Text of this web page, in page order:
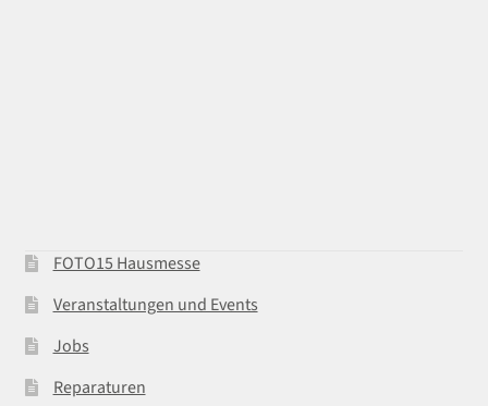
FOTO15 Hausmesse
Veranstaltungen und Events
Jobs
Reparaturen